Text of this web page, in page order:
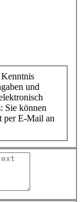
und
Sie können
per E-Mail an